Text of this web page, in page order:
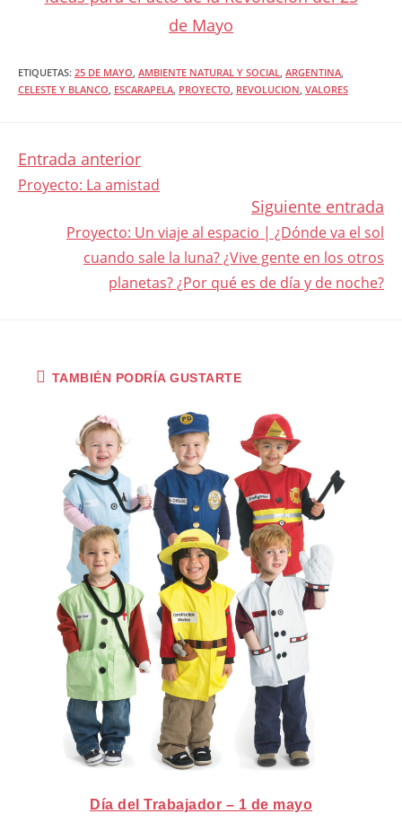
de Mayo
ETIQUETAS: 25 DE MAYO, AMBIENTE NATURAL Y SOCIAL, ARGENTINA,
CELESTE Y BLANCO, ESCARAPELA, PROYECTO, REVOLUCION, VALORES
LEER
ARTÍCULOS
Entrada anterior
Proyecto: La amistad
Siguiente entrada
Proyecto: Un viaje al espacio | ¿Dónde va el sol
cuando sale la luna? ¿Vive gente en los otros
planetas? ¿Por qué es de día y de noche?
TAMBIÉN PODRÍA GUSTARTE
Día del Trabajador – 1 de mayo